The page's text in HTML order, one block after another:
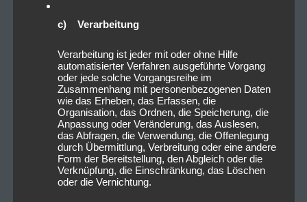
c) Verarbeitung
Verarbeitung ist jeder mit oder ohne Hilfe
automatisierter Verfahren ausgeführte Vorgang
oder jede solche Vorgangsreihe im
Zusammenhang mit personenbezogenen Daten
wie das Erheben, das Erfassen, die
Organisation, das Ordnen, die Speicherung, die
Anpassung oder Veränderung, das Auslesen,
das Abfragen, die Verwendung, die Offenlegung
durch Übermittlung, Verbreitung oder eine andere
Form der Bereitstellung, den Abgleich oder die
Verknüpfung, die Einschränkung, das Löschen
oder die Vernichtung.